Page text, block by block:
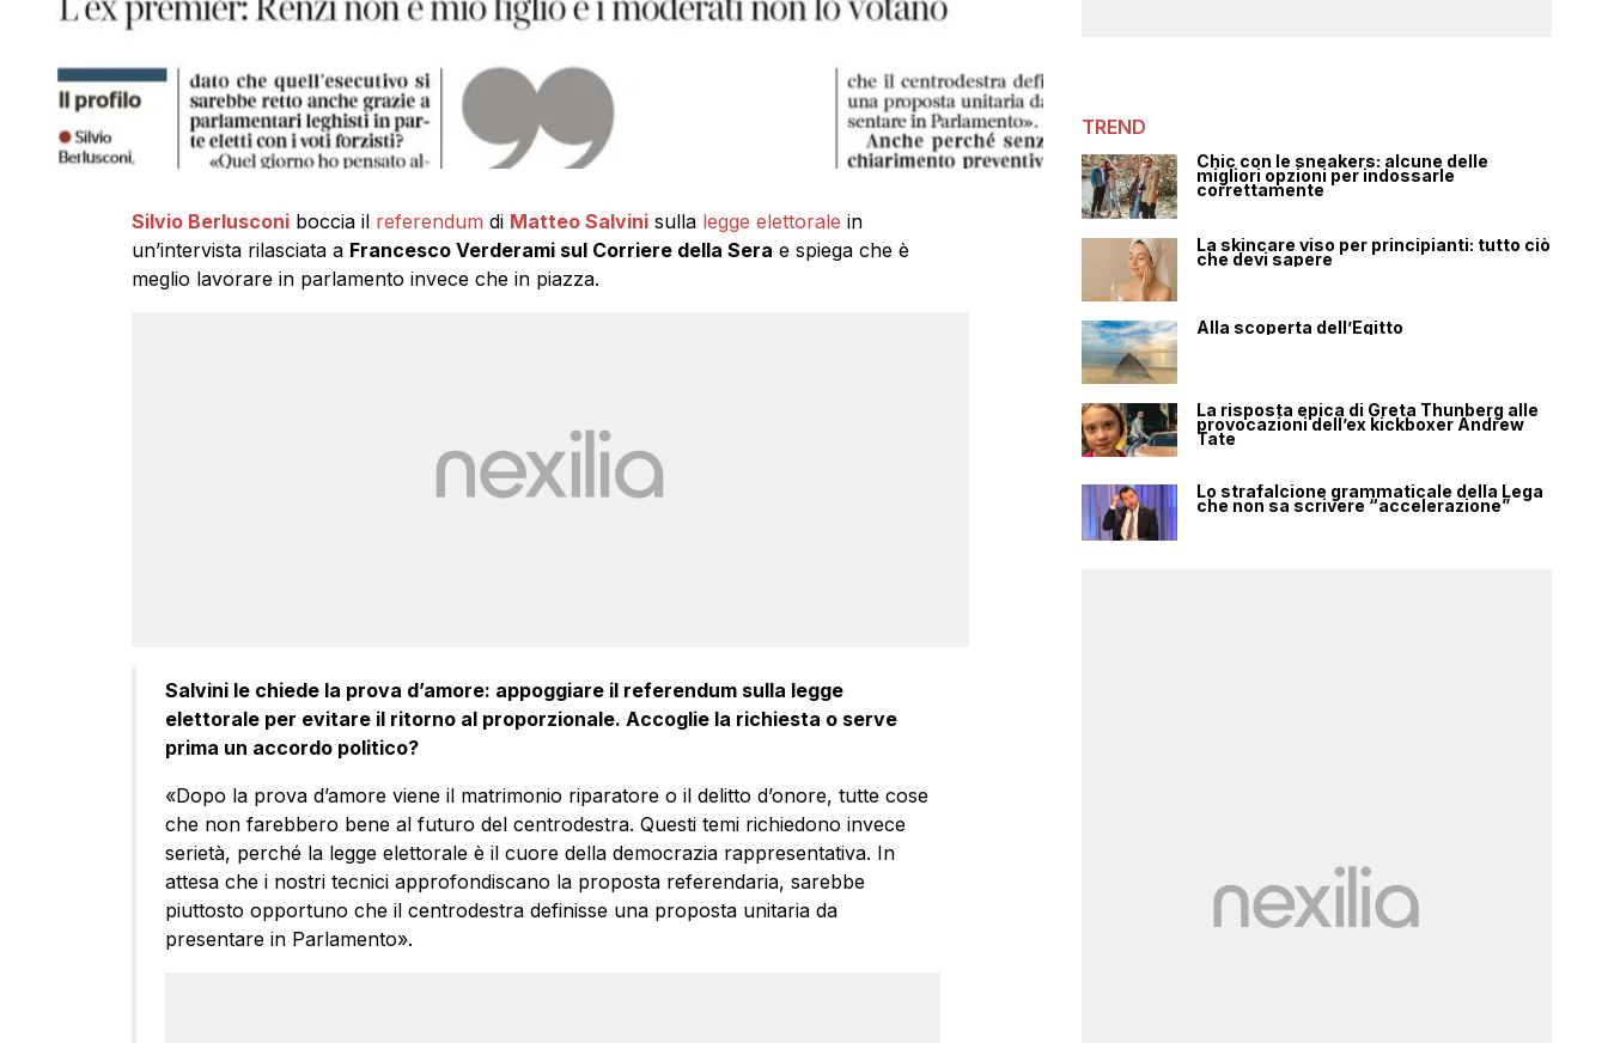
Silvio Berlusconiboccia il referendum di Matteo Salvinisulla legge elettorale in
un’intervista rilasciata a Francesco Verderami sul Corriere della Sera e spiega che è
meglio lavorare in parlamento invece che in piazza.
Salvini le chiede la prova d’amore: appoggiare il referendum sulla legge
elettorale per evitare il ritorno al proporzionale. Accoglie la richiesta o serve
prima un accordo politico?
«Dopo la prova d’amore viene il matrimonio riparatore o il delitto d’onore, tutte cose
che non farebbero bene al futuro del centrodestra. Questi temi richiedono invece
serietà, perché la legge elettorale è il cuore della democrazia rappresentativa. In
attesa che i nostri tecnici approfondiscano la proposta referendaria, sarebbe
piuttosto opportuno che il centrodestra definisse una proposta unitaria da
presentare in Parlamento».
TREND
Chic con le sneakers: alcune delle
migliori opzioni per indossarle
correttamente
La skincare viso per principianti: tutto ciò
che devi sapere
Alla scoperta dell’Egitto
La risposta epica di Greta Thunberg alle
provocazioni dell’ex kickboxer Andrew
Tate
Lo strafalcione grammaticale della Lega
che non sa scrivere “accelerazione”